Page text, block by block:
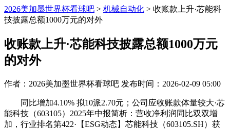
2026美加墨世界杯看球吧 > 机械自动化 > 收账款上升·芯能科
技披露总额1000万元的对外
收账款上升·芯能科技披露总额1000万元
的对外
作者：2026美加墨世界杯看球吧 发布时间：2026-02-09 05:00
同比增加4.10% 拟10派2.70元；公司应收账款体量较大·芯
能科技（603105）2025年中报简析：营收净利润同比双双增
加，行业排名第422·【ESG动态】芯能科技（603105.SH）获